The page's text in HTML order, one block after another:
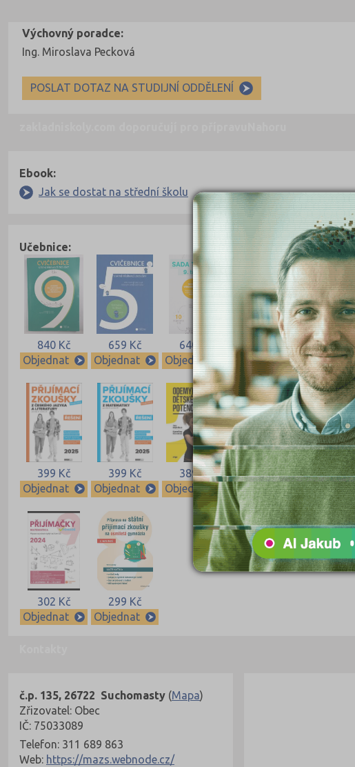
Výchovný poradce:
Ing. Miroslava Pecková
POSLAT DOTAZ NA STUDIJNÍ ODDĚLENÍ
Ebook:
Jak se dostat na střední školu
Učebnice:
840 Kč
Objednat
659 Kč
Objednat
640 Kč
Objednat
640 Kč
Objednat
549 Kč
Objednat
399 Kč
Objednat
399 Kč
Objednat
389 Kč
Objednat
339 Kč
Objednat
339 Kč
Objednat
302 Kč
Objednat
299 Kč
Objednat
č.p. 135, 26722 Suchomasty (Mapa)
Zřizovatel: Obec
IČ: 75033089
Telefon: 311 689 863
Web: https://mazs.webnode.cz/